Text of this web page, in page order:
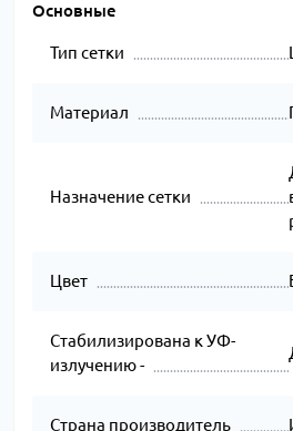
Основные
Тип сетки
Материал
Назначение сетки
Цвет
Стабилизирована к УФ-
излучению -
Страна производитель